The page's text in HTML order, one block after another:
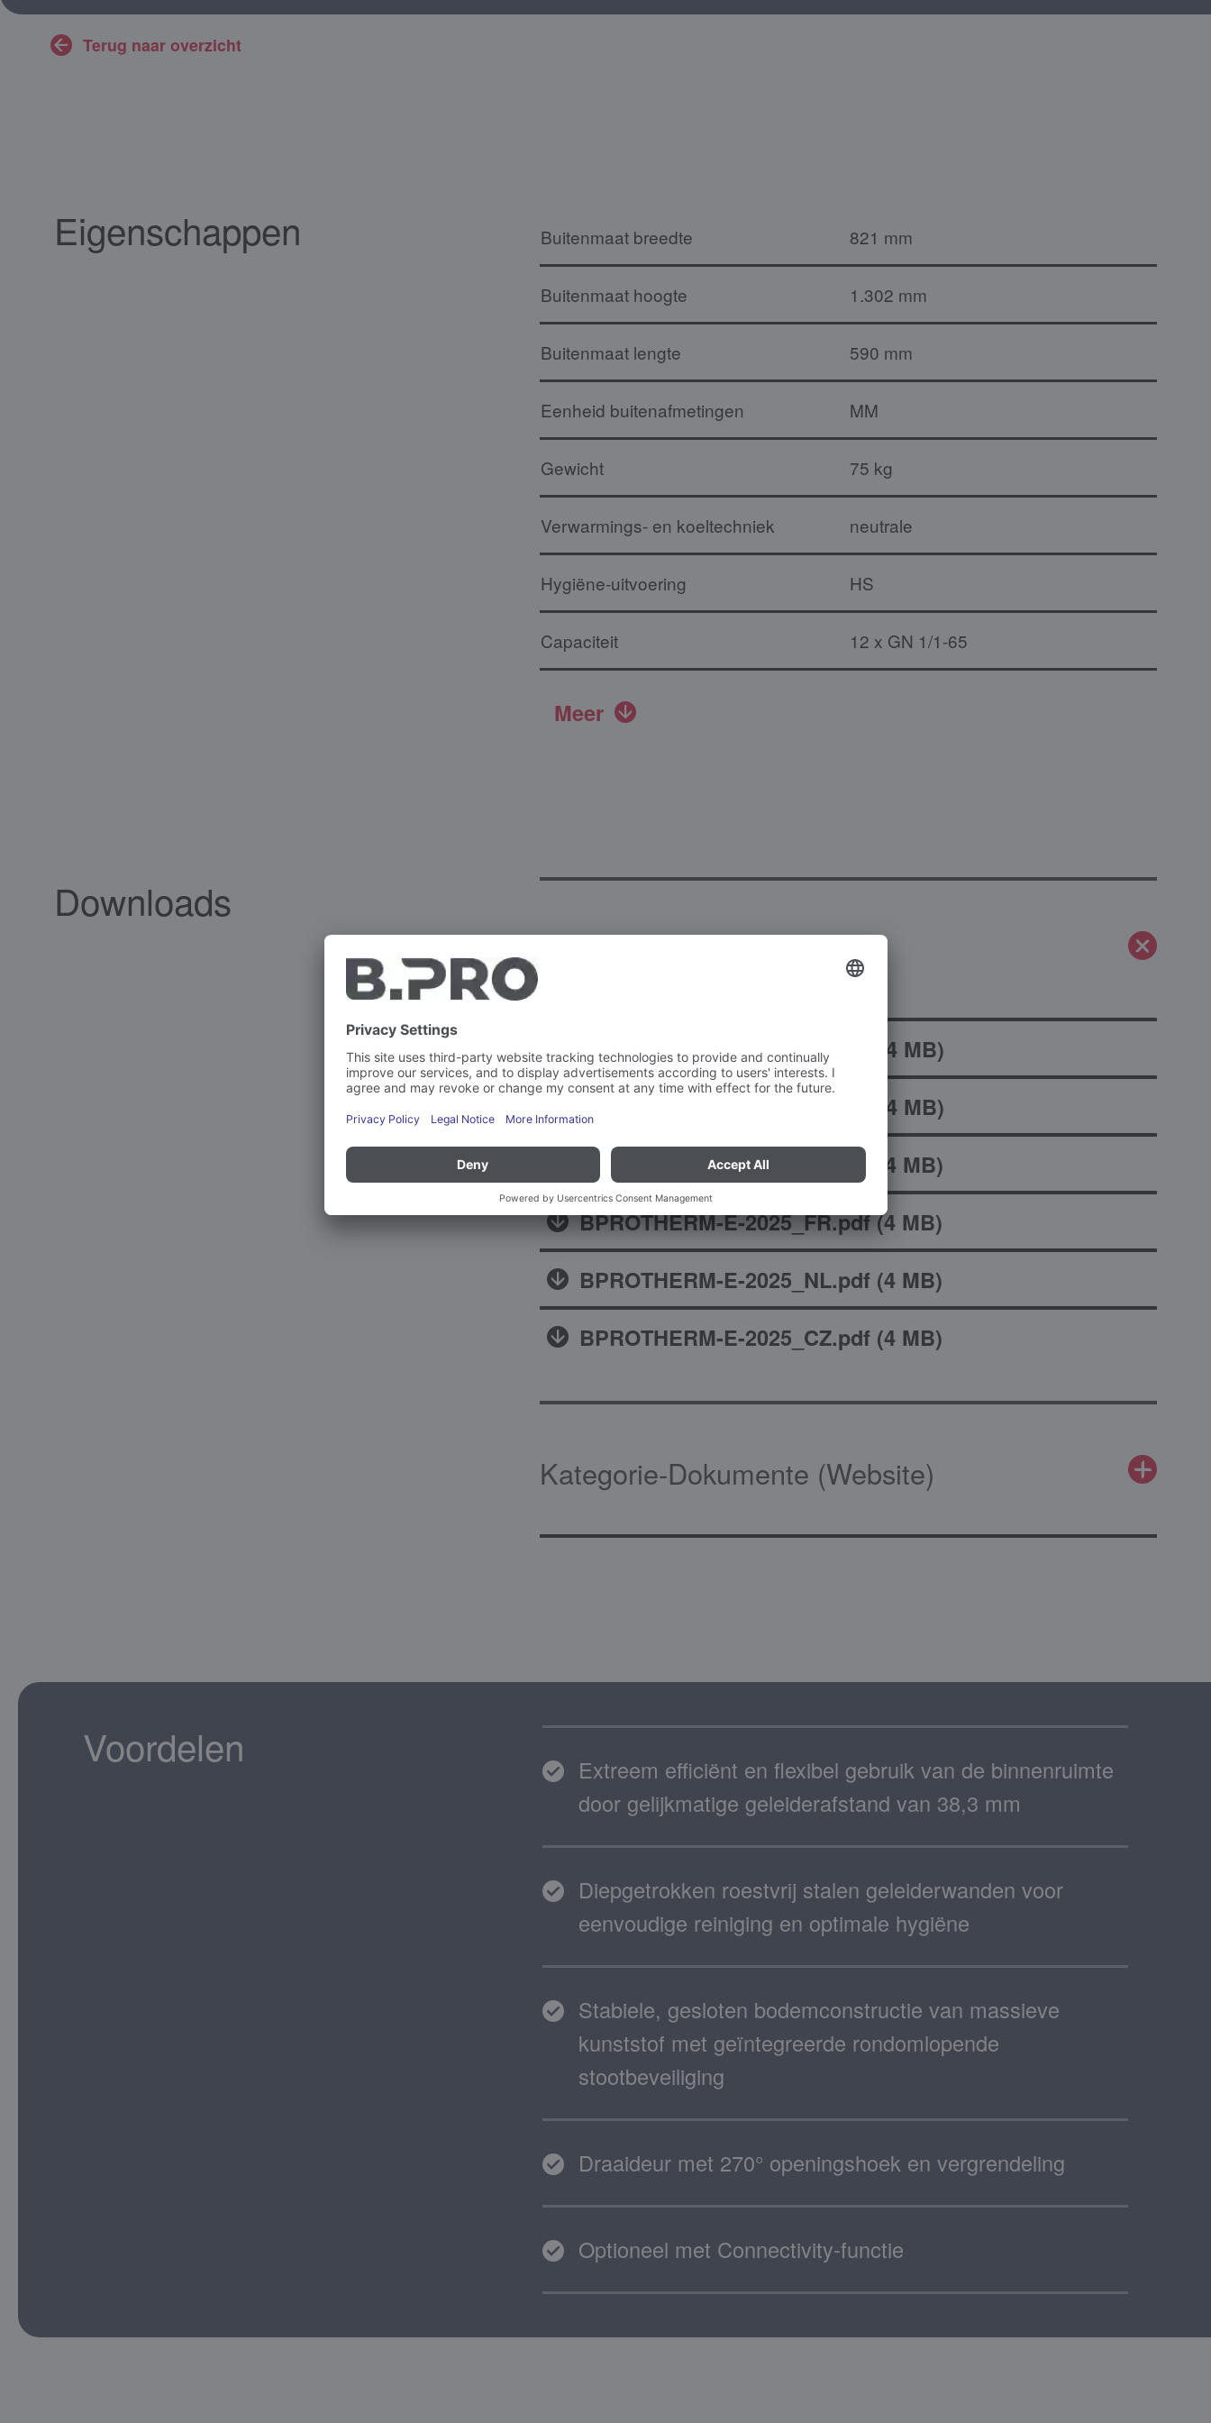
Terug naar overzicht
Eigenschappen Buitenmaat breedte 821 mm
Buitenmaat hoogte 1.302 mm
Buitenmaat lengte 590 mm
Eenheid buitenafmetingen MM
Gewicht 75 kg
Verwarmings- en koeltechniek neutrale
Hygiëne-uitvoering HS
Capaciteit 12 x GN 1/1-65
Meer
Downloads
BPROTHERM-E-2025_DE.pdf 4 MB)
4 MB)
BPROTHERM-E-2025_ES.pdf
4 MB)
BPROTHERM-E-2025_FR.pdf(4 MB)
BPROTHERM-E-2025_NL.pdf(4 MB)
BPROTHERM-E-2025_CZ.pdf(4 MB)
Kategorie-Dokumente (Website)
Voordelen
Extreem efficiënt en flexibel gebruik van de binnenruimte
door gelijkmatige geleiderafstand van 38,3 mm
Diepgetrokken roestvrij stalen geleiderwanden voor
eenvoudige reiniging en optimale hygiëne
Stabiele, gesloten bodemconstructie van massieve
kunststof met geïntegreerde rondomlopende
stootbeveiliging
Draaideur met 270° openingshoek en vergrendeling
Optioneel met Connectivity-functie